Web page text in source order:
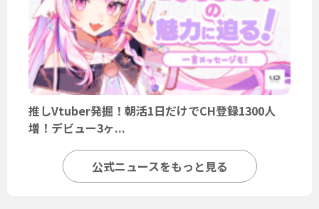
推しVtuber発掘！朝活1日だけでCH登録1300人
増！デビュー3ヶ...
公式ニュースをもっと見る